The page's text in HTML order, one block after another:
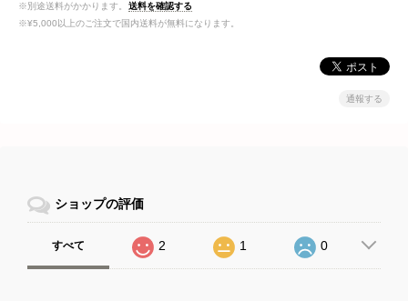
※別途送料がかかります。 送料を確認する
※¥5,000以上のご注文で国内送料が無料になります。
通報する
ショップの評価
すべて 2 1 0